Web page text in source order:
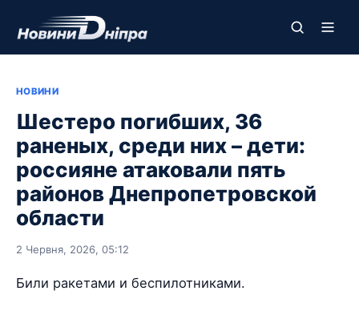
НОВИНИ
Шестеро погибших, 36
раненых, среди них – дети:
россияне атаковали пять
районов Днепропетровской
области
2 Червня, 2026, 05:12
Били ракетами и беспилотниками.